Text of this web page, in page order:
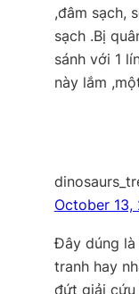
,đâm sạch,
sạch .Bị
sánh với 1
này lắm
October 13,
Đây dúng
tranh hay
đứt giải cứu